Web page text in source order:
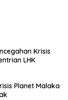
Krisis
LHK
Planet Malaka